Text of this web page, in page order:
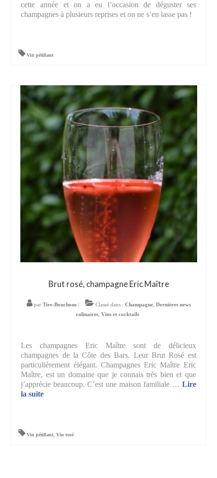
cette année et on a eu l’occasion de déguster ses
champagnes à plusieurs reprises et on ne s’en lasse pas !
Vin pétillant
Brut rosé, champagne Eric Maître
par Tire-Bouchons| Classé dans : Champagne, Dernières news
culinaires, Vins et cocktails
Les champagnes Eric Maître sont de délicieux
champagnes de la Côte des Bars. Leur Brut Rosé est
particulièrement élégant. Champagnes Eric Maître Eric
Maître, est un domaine que je connais très bien et que
j’apprécie beaucoup. C’est une maison familiale … Lire
la suite­­
Vin pétillant,Vin rosé